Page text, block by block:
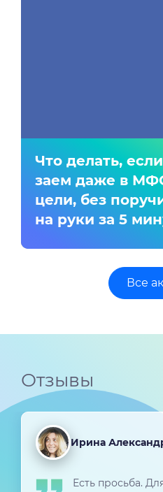
Что делать,
заем даже в
цели, без
на руки за 5
Все
Отзывы
Ирина
Есть просьба.